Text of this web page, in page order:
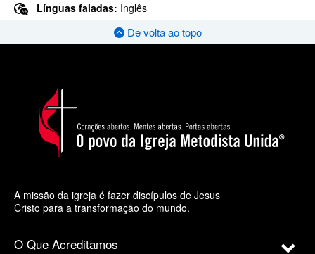
Línguas faladas: Inglês
De volta ao topo
A missão da igreja é fazer discípulos de Jesus
Cristo para a transformação do mundo.
O Que Acreditamos